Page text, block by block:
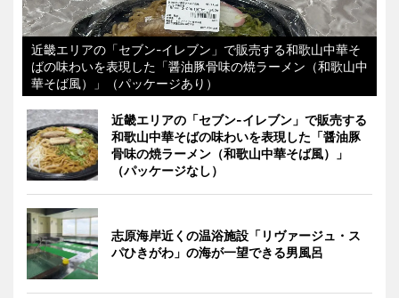
近畿エリアの「セブン-イレブン」で販売する和歌山中華そ
ばの味わいを表現した「醤油豚骨味の焼ラーメン（和歌山中
華そば風）」（パッケージあり）
近畿エリアの「セブン-イレブン」で販売する
和歌山中華そばの味わいを表現した「醤油豚
骨味の焼ラーメン（和歌山中華そば風）」
（パッケージなし）
志原海岸近くの温浴施設「リヴァージュ・ス
パひきがわ」の海が一望できる男風呂